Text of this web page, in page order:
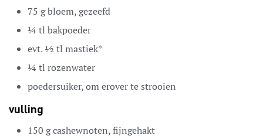
75 gbloem,gezeefd
¼ tl bakpoeder
evt. ½ tl mastiek*
¼ tl rozenwater
poedersuiker,om erover te strooien
vulling
150 gcashewnoten,fijngehakt